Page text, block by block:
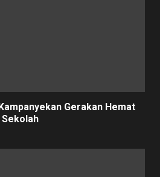
Gerakan Hemat